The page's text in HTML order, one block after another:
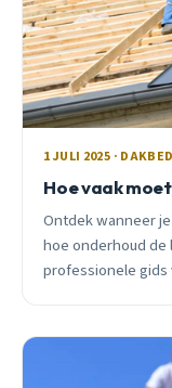
1 JULI 2025 ·
Hoe vaak
Ontdek wanneer
hoe onderhoud
professionele